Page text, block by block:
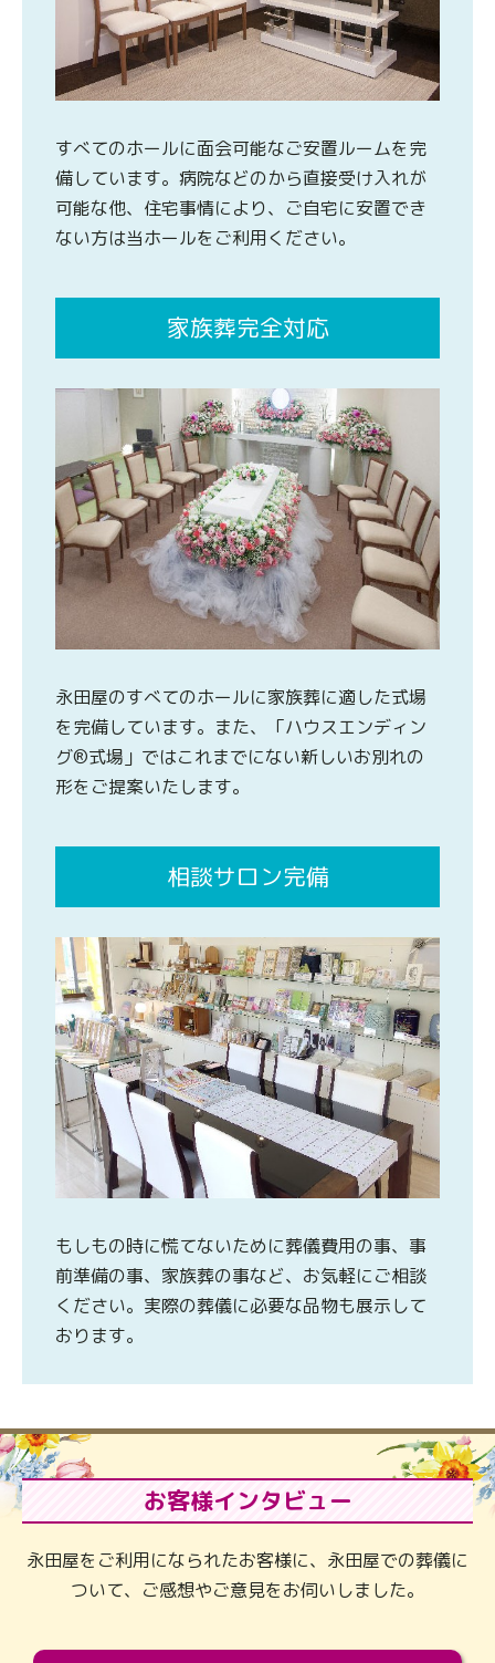
すべてのホールに面会可能なご安置ルームを完
備しています。病院などのから直接受け入れが
可能な他、住宅事情により、ご自宅に安置でき
ない方は当ホールをご利用ください。
家族葬完全対応
永田屋のすべてのホールに家族葬に適した式場
を完備しています。また、「ハウスエンディン
グ®式場」ではこれまでにない新しいお別れの
形をご提案いたします。
相談サロン完備
もしもの時に慌てないために葬儀費用の事、事
前準備の事、家族葬の事など、お気軽にご相談
ください。実際の葬儀に必要な品物も展示して
おります。
お客様インタビュー
永田屋をご利用になられたお客様に、永田屋での葬儀に
ついて、ご感想やご意見をお伺いしました。